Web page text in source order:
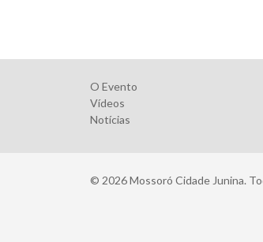
O Evento
Vídeos
Notícias
© 2026 Mossoró Cidade Junina.